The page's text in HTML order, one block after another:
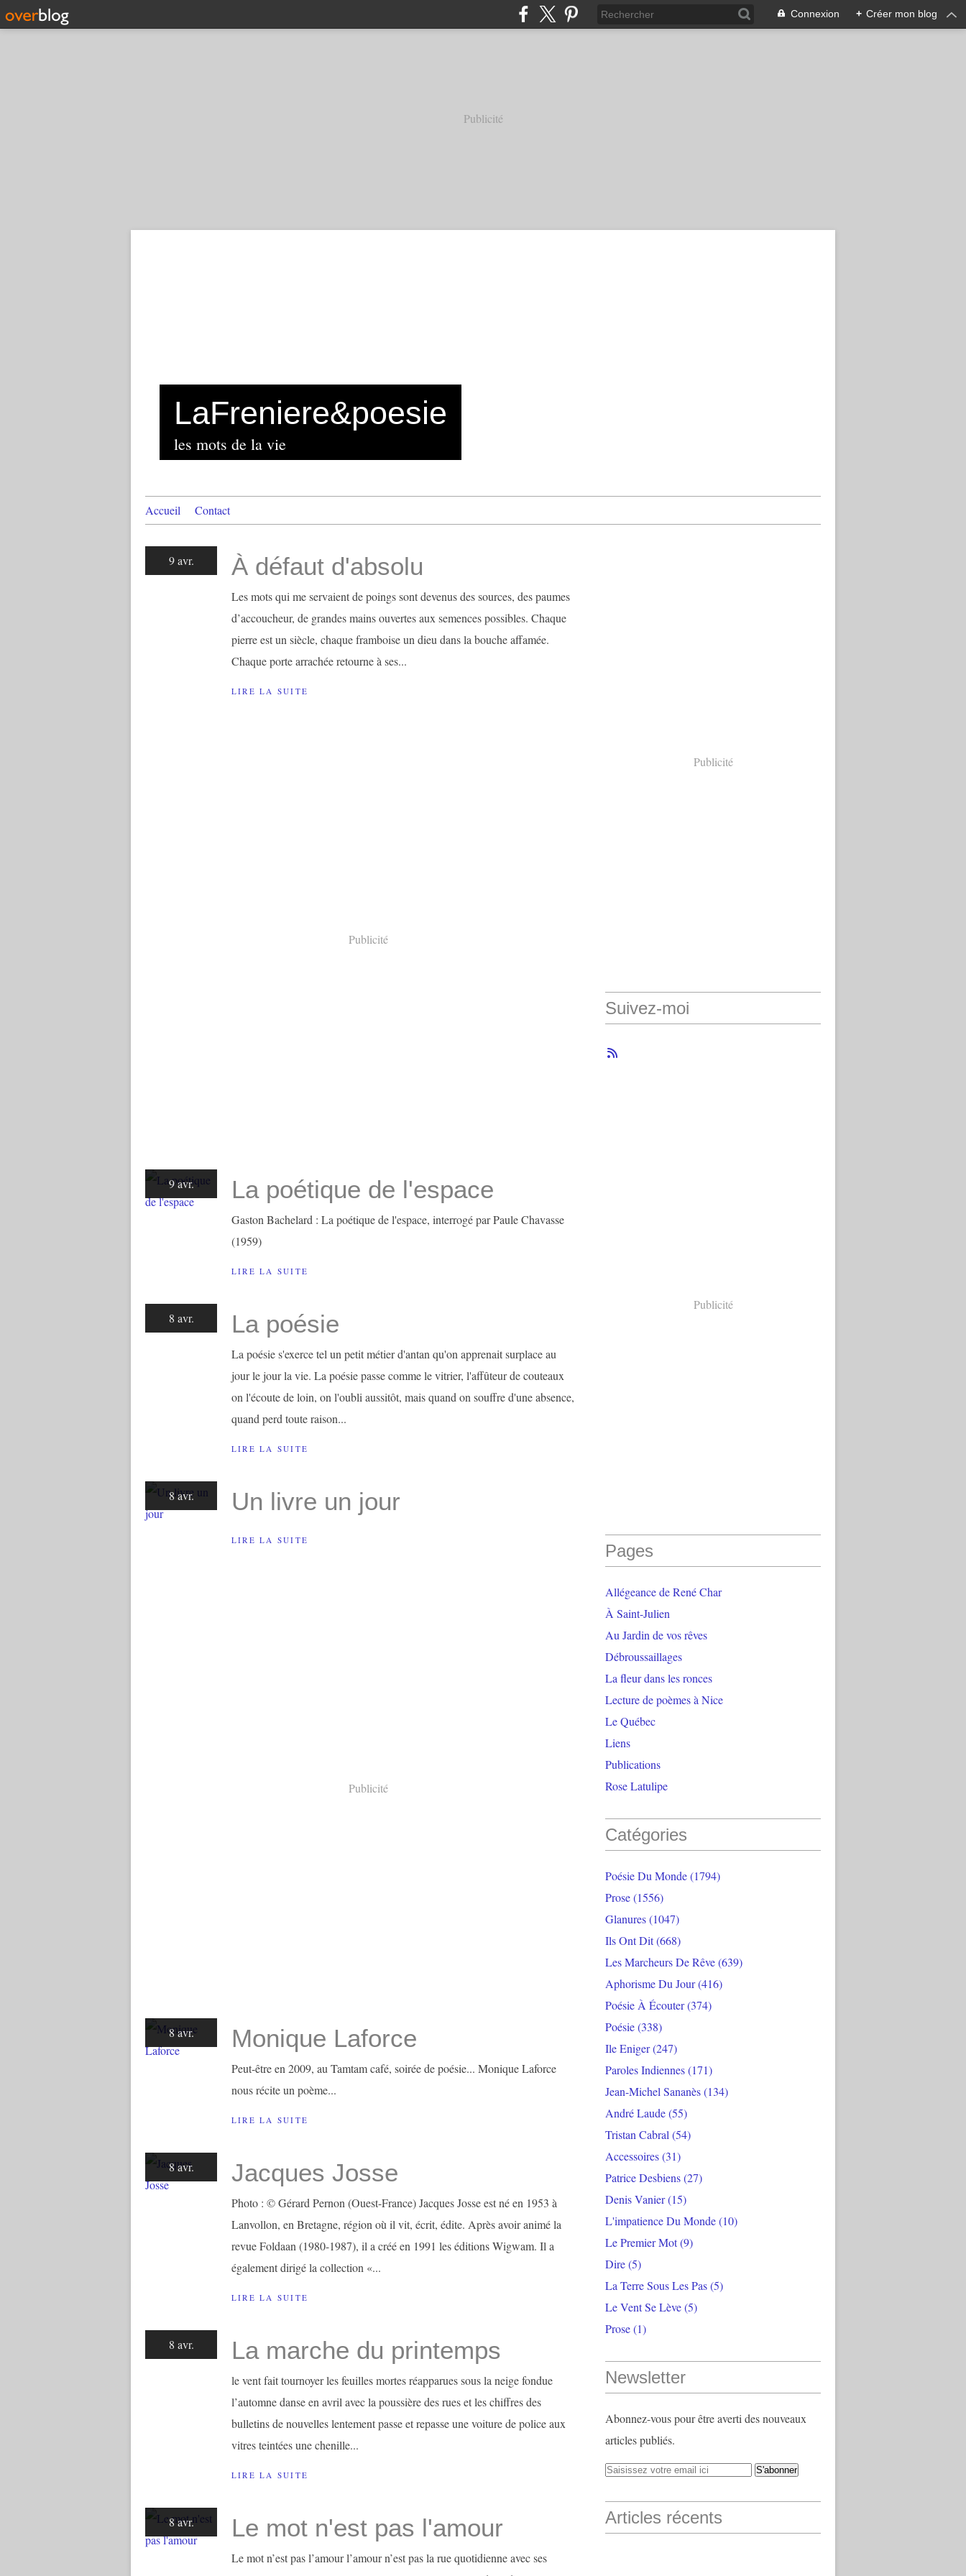
Connexion + Créer mon blog
Publicité
LaFreniere&poesie
les mots de la vie
Accueil Contact
9 avr. À défaut d'absolu
Les mots qui me servaient de poings sont devenus des sources, des paumes
d’accoucheur, de grandes mains ouvertes aux semences possibles. Chaque
pierre est un siècle, chaque framboise un dieu dans la bouche affamée.
Chaque porte arrachée retourne à ses...
LIRE LA SUITE
Publicité
9 avr. La poétique de l'espace
Gaston Bachelard : La poétique de l'espace, interrogé par Paule Chavasse
(1959)
LIRE LA SUITE
8 avr. La poésie
La poésie s'exerce tel un petit métier d'antan qu'on apprenait surplace au
jour le jour la vie. La poésie passe comme le vitrier, l'affûteur de couteaux
on l'écoute de loin, on l'oubli aussitôt, mais quand on souffre d'une absence,
quand perd toute raison...
LIRE LA SUITE
8 avr. Un livre un jour
LIRE LA SUITE
Publicité
8 avr. Monique Laforce
Peut-être en 2009, au Tamtam café, soirée de poésie... Monique Laforce
nous récite un poème...
LIRE LA SUITE
8 avr. Jacques Josse
Photo : © Gérard Pernon (Ouest-France) Jacques Josse est né en 1953 à
Lanvollon, en Bretagne, région où il vit, écrit, édite. Après avoir animé la
revue Foldaan (1980-1987), il a créé en 1991 les éditions Wigwam. Il a
également dirigé la collection «...
LIRE LA SUITE
8 avr. La marche du printemps
le vent fait tournoyer les feuilles mortes réapparues sous la neige fondue
l’automne danse en avril avec la poussière des rues et les chiffres des
bulletins de nouvelles lentement passe et repasse une voiture de police aux
vitres teintées une chenille...
LIRE LA SUITE
8 avr. Le mot n'est pas l'amour
Le mot n’est pas l’amour l’amour n’est pas la rue quotidienne avec ses
Publicité
Suivez-moi
Publicité
Pages
Allégeance de René Char
À Saint-Julien
Au Jardin de vos rêves
Débroussaillages
La fleur dans les ronces
Lecture de poèmes à Nice
Le Québec
Liens
Publications
Rose Latulipe
Catégories
Poésie Du Monde(1794)
Prose(1556)
Glanures(1047)
Ils Ont Dit(668)
Les Marcheurs De Rêve(639)
Aphorisme Du Jour(416)
Poésie À Écouter(374)
Poésie(338)
Ile Eniger(247)
Paroles Indiennes(171)
Jean-Michel Sananès(134)
André Laude(55)
Tristan Cabral (54)
Accessoires(31)
Patrice Desbiens(27)
Denis Vanier(15)
L'impatience Du Monde(10)
Le Premier Mot(9)
Dire(5)
La Terre Sous Les Pas(5)
Le Vent Se Lève(5)
Prose(1)
Newsletter
Abonnez-vous pour être averti des nouveaux
articles publiés.
Articles récents